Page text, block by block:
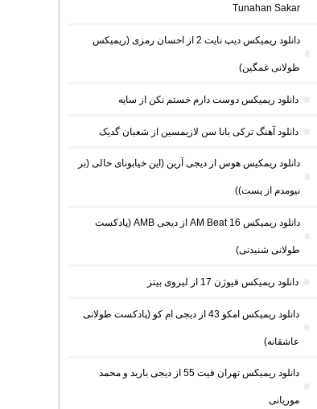
Tunahan Sakar
دانلود ریمیکس دیپ نایت 2 از احسان رمزی (ریمیکس
طولانی غمگین)
دانلود ریمیکس دوست دارم خستم نکن از سایه
دانلود آهنگ ترکی بانا سن لازیمسین از شعبان گدیک
دانلود ریمکیس هوس از دیجی آرین (این خیابونای خالی (بر
نیومدم از پست))
دانلود ریمیکس AM Beat 16 از دیجی AMB (پادکست
طولانی شنیدنی)
دانلود ریمیکس فیوژن 17 از لیروی بیتز
دانلود ریمیکس امکو 43 از دیجی ام کو (پادکست طولانی
عاشقانه)
دانلود ریمیکس تهران فیت 55 از دیجی باربد و محمد
موریانی